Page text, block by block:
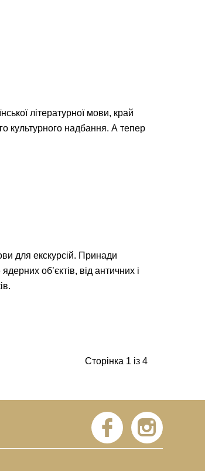
літературної мови, край
культурного надбання. А тепер
для екскурсій. Принади
об’єктів, від античних і
Сторінка 1 із 4